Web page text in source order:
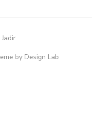
by Design Lab